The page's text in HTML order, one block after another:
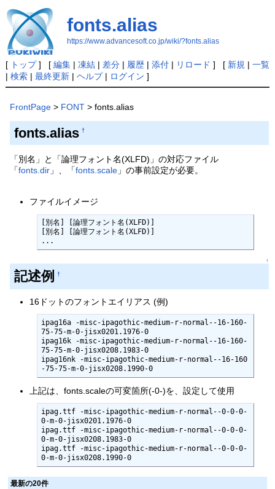
fonts.alias
https://www.advancesoft.co.jp/wiki/?fonts.alias
[ トップ] [ 編集| 凍結| 差分| 履歴| 添付| リロード ] [ 新規 | 一覧
| 検索| 最終更新| ヘルプ| ログイン ]
FrontPage > FONT > fonts.alias
fonts.alias †
「別名」と「論理フォント名(XLFD)」の対応ファイル
「fonts.dir 」、「fonts.scale 」の事前設定が必要。
ファイルイメージ
[別名] [論理フォント名(XLFD)]
[別名] [論理フォント名(XLFD)]
...
↑
記述例 †
16ドットのフォントエイリアス (例)
ipag16a -misc-ipagothic-medium-r-normal--16-160-
75-75-m-0-jisx0201.1976-0
ipag16k -misc-ipagothic-medium-r-normal--16-160-
75-75-m-0-jisx0208.1983-0
ipag16nk -misc-ipagothic-medium-r-normal--16-160
-75-75-m-0-jisx0208.1990-0
上記は、fonts.scaleの可変箇所(-0-)を、設定して使用
ipag.ttf -misc-ipagothic-medium-r-normal--0-0-0-
0-m-0-jisx0201.1976-0
ipag.ttf -misc-ipagothic-medium-r-normal--0-0-0-
0-m-0-jisx0208.1983-0
ipag.ttf -misc-ipagothic-medium-r-normal--0-0-0-
0-m-0-jisx0208.1990-0
最新の20件